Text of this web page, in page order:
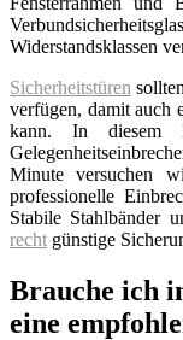
Widerstandsklassen
Sicherheitstüren
verfügen, damit auch
kann. In diesem
Minute versuchen
professionelle
Stabile Stahlbänder
recht günstige
Brauche ich
eine